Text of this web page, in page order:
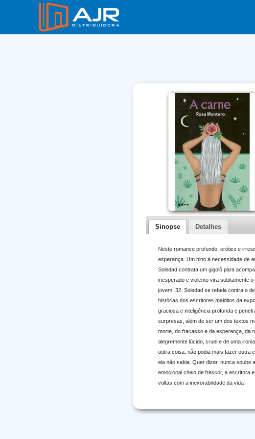
Sinopse Detalhes
Neste romance profundo, erótico e
esperança. Um hino à necessidade de
Soledad contrata um gigolô para
inesperado e violento vira subitamente
jovem, 32. Soledad se rebela contra o
histórias dos escritores malditos da
graciosa e inteligência profunda e
surpresas, além de ser um dos textos
morte, do fracasso e da esperança, da
alegremente lúcido, cruel e de uma
outra coisa, não podia mais fazer outra
ela não sabia. Quer dizer, nunca soube
emocional cheio de frescor, a escritora
voltas com a inexorabilidade da vida